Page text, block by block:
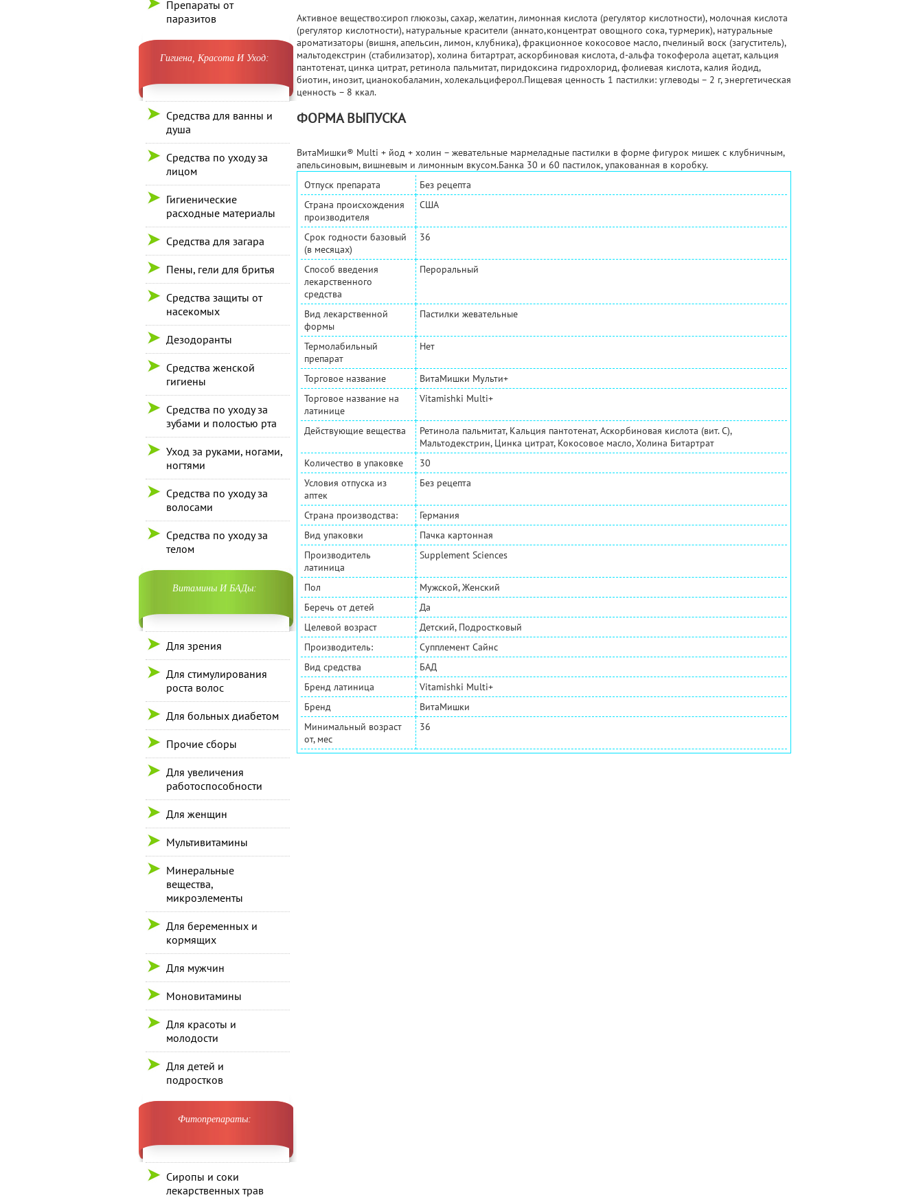
Препараты от
паразитов
Гигиена, Красота И Уход:
Средства для ванны и
душа
Средства по уходу за
лицом
Гигиенические
расходные материалы
Средства для загара
Пены, гели для бритья
Средства защиты от
насекомых
Дезодоранты
Средства женской
гигиены
Средства по уходу за
зубами и полостью рта
Уход за руками, ногами,
ногтями
Средства по уходу за
волосами
Средства по уходу за
телом
Витамины И БАДы:
Для зрения
Для стимулирования
роста волос
Для больных диабетом
Прочие сборы
Для увеличения
работоспособности
Для женщин
Мультивитамины
Минеральные
вещества,
микроэлементы
Для беременных и
кормящих
Для мужчин
Моновитамины
Для красоты и
молодости
Для детей и
подростков
Фитопрепараты:
Сиропы и соки
лекарственных трав
Активное вещество:сироп глюкозы, сахар, желатин, лимонная кислота (регулятор кислотности), молочная кислота
(регулятор кислотности), натуральные красители (аннато,концентрат овощного сока, турмерик), натуральные
ароматизаторы (вишня, апельсин, лимон, клубника), фракционное кокосовое масло, пчелиный воск (загуститель),
мальтодекстрин (стабилизатор), холина битартрат, аскорбиновая кислота, d-альфа токоферола ацетат, кальция
пантотенат, цинка цитрат, ретинола пальмитат, пиридоксина гидрохлорид, фолиевая кислота, калия йодид,
биотин, инозит, цианокобаламин, холекальциферол.Пищевая ценность 1 пастилки: углеводы – 2 г, энергетическая
ценность – 8 ккал.
ФОРМА ВЫПУСКА
ВитаМишки® Multi + йод + холин – жевательные мармеладные пастилки в форме фигурок мишек с клубничным,
апельсиновым, вишневым и лимонным вкусом.Банка 30 и 60 пастилок, упакованная в коробку.
Отпуск препарата
Без рецепта
Страна происхождения
производителя
США
Срок годности базовый
(в месяцах)
36
Способ введения
лекарственного
средства
Пероральный
Вид лекарственной
формы
Пастилки жевательные
Термолабильный
препарат
Нет
Торговое название
ВитаМишки Мульти+
Торговое название на
латинице
Vitamishki Multi+
Действующие вещества
Ретинола пальмитат, Кальция пантотенат, Аскорбиновая кислота (вит. С),
Мальтодекстрин, Цинка цитрат, Кокосовое масло, Холина Битартрат
Количество в упаковке
30
Условия отпуска из
аптек
Без рецепта
Страна производства:
Германия
Вид упаковки
Пачка картонная
Производитель
латиница
Supplement Sciences
Пол
Мужской, Женский
Беречь от детей
Да
Целевой возраст
Детский, Подростковый
Производитель:
Супплемент Сайнс
Вид средства
БАД
Бренд латиница
Vitamishki Multi+
Бренд
ВитаМишки
Минимальный возраст
от, мес
36